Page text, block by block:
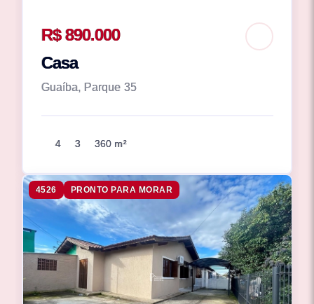
R$ 890.000
Casa
Guaíba, Parque 35
4 3 360 m²
4526 PRONTO PARA MORAR